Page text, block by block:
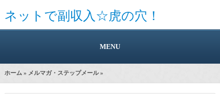
ネットで副収入☆虎の穴！
MENU
ホーム» メルマガ・ステップメール»